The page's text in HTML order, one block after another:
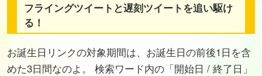
フライングツイートと遅刻ツイートを追い駆け
る！
お誕生日リンクの対象期間は、お誕生日の前後1日を含
めた3日間なのよ。 検索ワード内の「開始日 / 終了日」